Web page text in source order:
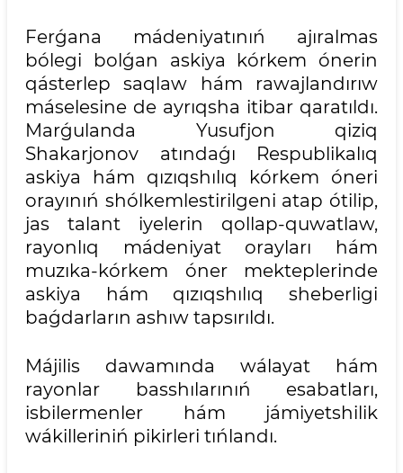
Ferǵana mádeniyatınıń ajıralmas
bólegi bolǵan askiya kórkem ónerin
qásterlep saqlaw hám rawajlandırıw
máselesine de ayrıqsha itibar qaratıldı.
Marǵulanda Yusufjon qiziq
Shakarjonov atındaǵı Respublikalıq
askiya hám qızıqshılıq kórkem óneri
orayınıń shólkemlestirilgeni atap ótilip,
jas talant iyelerin qollap-quwatlaw,
rayonlıq mádeniyat orayları hám
muzıka-kórkem óner mekteplerinde
askiya hám qızıqshılıq sheberligi
baǵdarların ashıw tapsırıldı.
Májilis dawamında wálayat hám
rayonlar basshılarınıń esabatları,
isbilermenler hám jámiyetshilik
wákilleriniń pikirleri tıńlandı.